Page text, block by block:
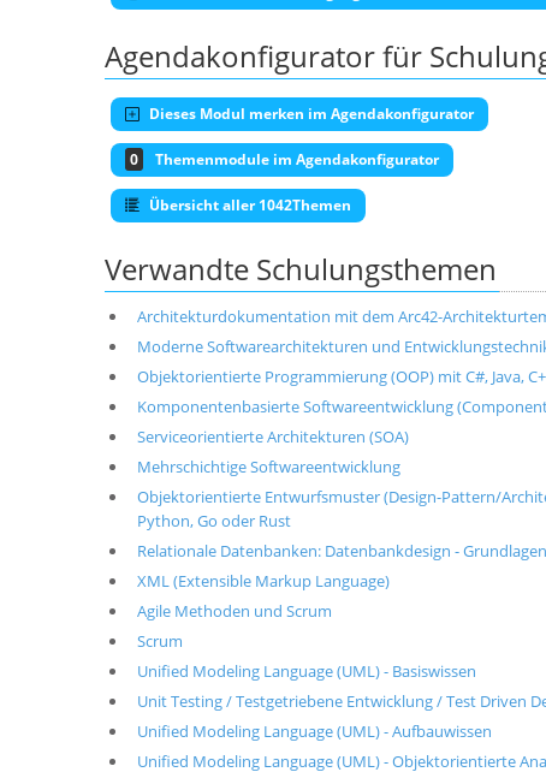
Agendakonfigurator für
Dieses Modul merken im Agendakonfigurator
0 Themenmodule im Agendakonfigurator
Übersicht aller 1042Themen
Verwandte Schulungsthemen
Architekturdokumentation mit dem Arc42-
Moderne Softwarearchitekturen und
Objektorientierte Programmierung (OOP) mit C#, Java,
Komponentenbasierte Softwareentwicklung
Serviceorientierte Architekturen (SOA)
Mehrschichtige Softwareentwicklung
Objektorientierte Entwurfsmuster (Design-Pattern/
Python, Go oder Rust
Relationale Datenbanken: Datenbankdesign -
XML (Extensible Markup Language)
Agile Methoden und Scrum
Scrum
Unified Modeling Language (UML) - Basiswissen
Unit Testing / Testgetriebene Entwicklung / Test Driven
Unified Modeling Language (UML) - Aufbauwissen
Unified Modeling Language (UML) - Objektorientierte